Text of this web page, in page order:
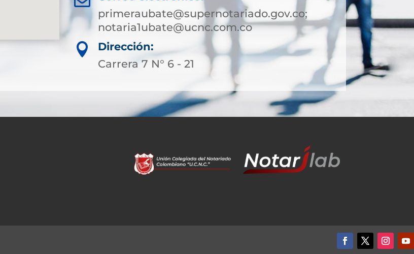
primeraubate@supernotariado.gov.co;
notaria1ubate@ucnc.com.co

Dirección:
Carrera 7 N° 6 - 21